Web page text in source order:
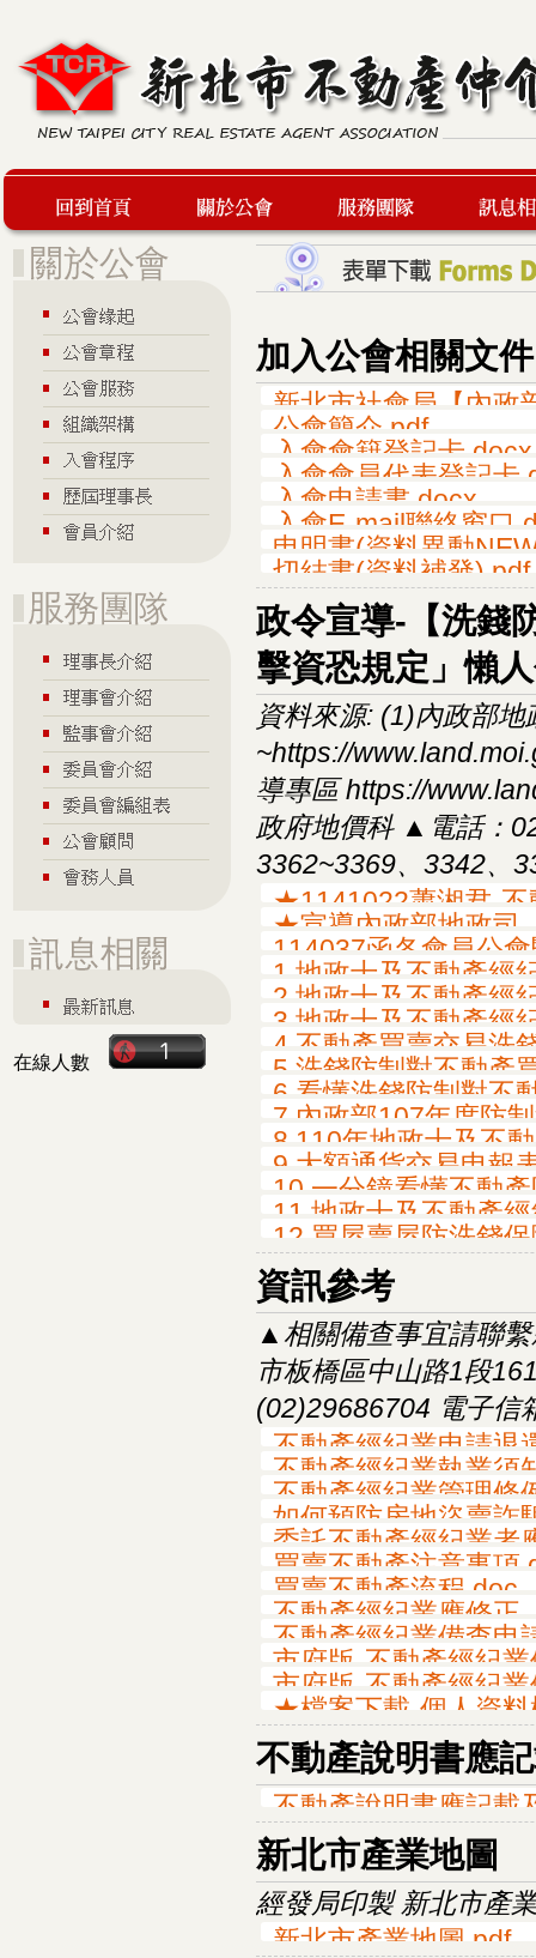
服務團隊 最新訊息
在線人數
加入公會相關文件
新北市社會局【內政
公會簡介.pdf
入會會籍登記卡.docx
入會會員代表登記卡
入會申請書.docx
入會E-mail聯絡窗口
申明書(資料異動
切結書(資料補發).pdf
政令宣導-【洗錢
擊資恐規定」懶
資料來源: (1)內政部
~https://
導專區 https://
政府地價科 ▲電話：
3362~3369、3342、
★1141022蕭湘君-不
★宣導內政部地政司
114037函各會員公
1.地政士及不動產經
2.地政士及不動產經
3.地政士及不動產經
4.不動產買賣交易洗
5.洗錢防制對不動產
6.看懂洗錢防制對不
7.內政部107年度防
8.110年地政士及不
9.大額通貨交易申報
10.一分鐘看懂不動
11.地政士及不動產
12.買屋賣屋防洗錢
資訊參考
▲相關備查事宜請聯
市板橋區中山路1段
(02)29686704 電子信
不動產經紀業申請退
不動產經紀業執業須
不動產經紀業管理條
如何預防房地盜賣詐
委託不動產經紀業者
買賣不動產注意事項
買賣不動產流程.doc
不動產經紀業應修正
不動產經紀業備查申
市府版-不動產經紀
市府版-不動產經紀
★檔案下載-個人資料
不動產說明書應
不動產說明書應記載
新北市產業地圖
經發局印製 新北市產
新北市產業地圖.pdf